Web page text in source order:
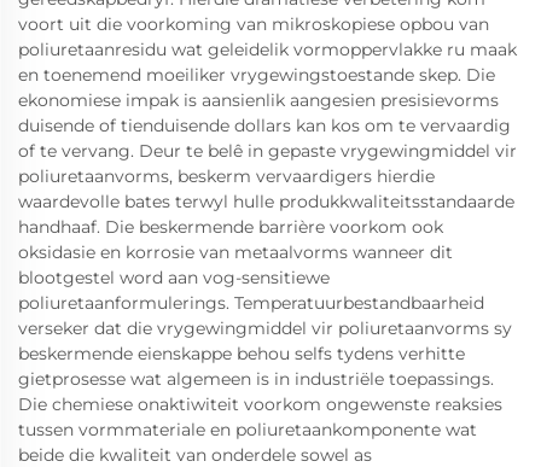
voort uit die voorkoming van mikroskopiese opbou van
poliuretaanresidu wat geleidelik vormoppervlakke ru maak
en toenemend moeiliker vrygewingstoestande skep. Die
ekonomiese impak is aansienlik aangesien presisievorms
duisende of tienduisende dollars kan kos om te vervaardig
of te vervang. Deur te belê in gepaste vrygewingmiddel vir
poliuretaanvorms, beskerm vervaardigers hierdie
waardevolle bates terwyl hulle produkkwaliteitsstandaarde
handhaaf. Die beskermende barrière voorkom ook
oksidasie en korrosie van metaalvorms wanneer dit
blootgestel word aan vog-sensitiewe
poliuretaanformulerings. Temperatuurbestandbaarheid
verseker dat die vrygewingmiddel vir poliuretaanvorms sy
beskermende eienskappe behou selfs tydens verhitte
gietprosesse wat algemeen is in industriële toepassings.
Die chemiese onaktiwiteit voorkom ongewenste reaksies
tussen vormmateriale en poliuretaankomponente wat
beide die kwaliteit van onderdele sowel as